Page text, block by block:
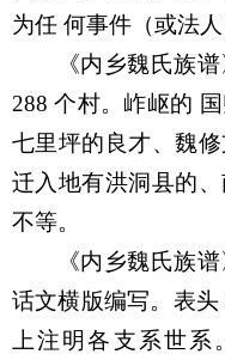
为任 何事件（或法
《内乡魏氏族
288个村。岞岖的
七里坪的良才、魏
迁入地有洪洞县的
不等。
《内乡魏氏族
话文横版编写。表
上注明各支系世